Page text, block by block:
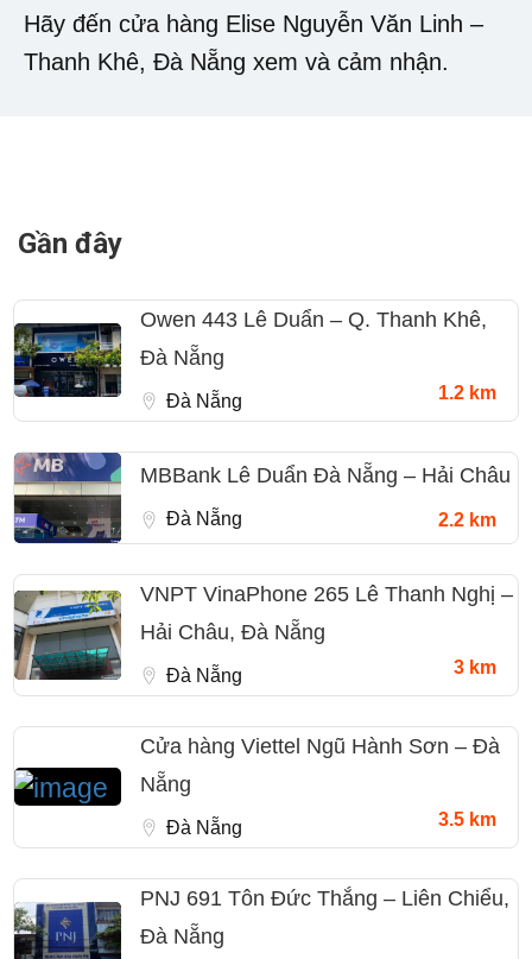
Hãy đến cửa hàng Elise Nguyễn Văn Linh –
Thanh Khê, Đà Nẵng xem và cảm nhận.
Gần đây
Owen 443 Lê Duẩn – Q. Thanh Khê,
Đà Nẵng
Đà Nẵng 1.2 km
MBBank Lê Duẩn Đà Nẵng – Hải Châu
Đà Nẵng 2.2 km
VNPT VinaPhone 265 Lê Thanh Nghị –
Hải Châu, Đà Nẵng
Đà Nẵng 3 km
Cửa hàng Viettel Ngũ Hành Sơn – Đà
Nẵng
Đà Nẵng 3.5 km
PNJ 691 Tôn Đức Thắng – Liên Chiểu,
Đà Nẵng